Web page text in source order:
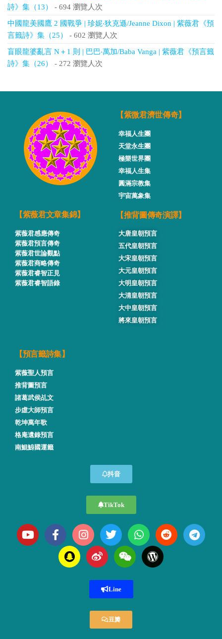
詩》集（13）
- 694 瀏覽人次
中國龍美國鷹 2 國戰爭 | 珍妮‧狄克遜/Jeanne Dixon | 紫薇君《預
言籤詩》集（25）
- 602 瀏覽人次
盲眼龍婆亂言 N＋1 則 | 巴巴‧萬加/Baba Vanga | 紫薇君《預言籤
詩》集（26）
- 272 瀏覽人次
【紫微君濟世傳奇】
幸福人生團
天堂永生團
極樂世界團
幸福人生集
圓滿宗教集
宇宙萬象集
【紫薇君文章集錦】
紫薇君感應傳奇
紫薇君預言傳奇
紫薇君世論觀點
紫薇君商略傳奇
紫薇君睿智正見
紫薇君睿智語錄
【推背圖傳奇演譯】
大唐皇朝預言
五代皇朝預言
大宋皇朝預言
大元皇朝預言
大明皇朝預言
大清皇朝預言
大中皇朝預言
將來皇朝預言
【預言籤詩集】
紫薇聖人預言
推背圖預言
諸葛武侯乩文
步虛大師預言
乾坤萬年歌
格庵遺錄預言
南鯤鯓國運籤
抖音
TikTok
Line
豆瓣